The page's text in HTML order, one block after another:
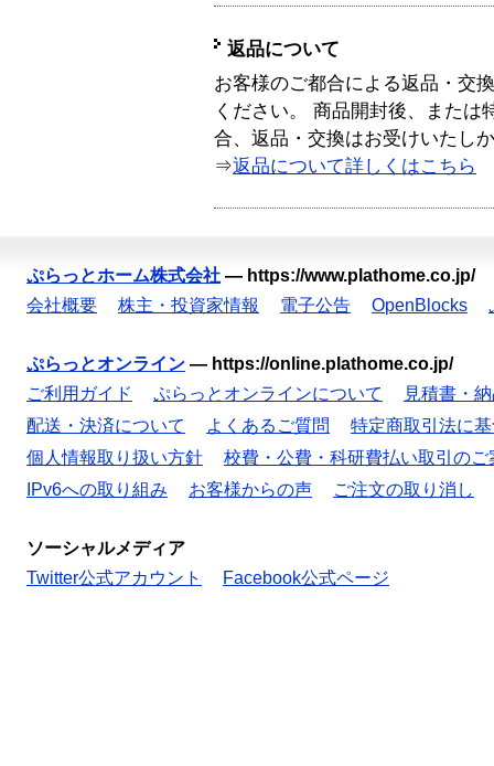
返品について
お客様のご都合による返品・交
ください。 商品開封後、または
合、返品・交換はお受けいたし
⇒返品について詳しくはこちら
ぷらっとホーム株式会社 — https://www.plathome.co.jp/
会社概要
株主・投資家情報 電子公告 OpenBlocks
ぷらっとオンライン — https://online.plathome.co.jp/
ご利用ガイド
ぷらっとオンラインについて
見積書・
配送・決済について
よくあるご質問
特定商取引法に
個人情報取り扱い方針
校費・公費・科研費払い取引のご
IPv6への取り組み
お客様からの声 ご注文の取り消し
ソーシャルメディア
Twitter公式アカウント
Facebook公式ページ